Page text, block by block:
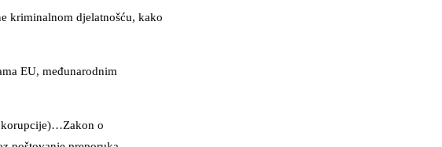
kriminalnom djelatnošću, kako
EU, međunarodnim
korupcije)…Zakon o